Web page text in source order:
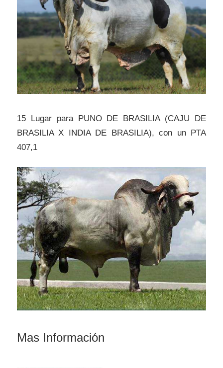
15 Lugar para PUNO DE BRASILIA (CAJU DE
BRASILIA X INDIA DE BRASILIA), con un PTA
407,1
Mas Información